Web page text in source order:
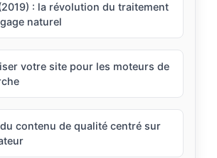
: la révolution du traitement
naturel
votre site pour les moteurs de
contenu de qualité centré sur